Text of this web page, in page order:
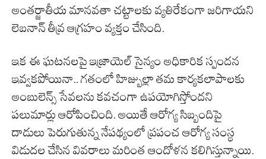
అంతర్జాతీయ మానవతా చట్టాలకు వ్యతిరేకంగా జరిగాయని
లెబనాన్ తీవ్ర ఆగ్రహం వ్యక్తం చేసింది.
ఇక ఈ ఘటనలపై ఇజ్రాయెల్ సైన్యం అధికారిక స్పందన
ఇవ్వకపోయినా.. గతంలో హిజ్బుల్లా తమ కార్యకలాపాలకు
అంబులెన్స్ సేవలను కవచంగా ఉపయోగిస్తోందని
పలుమార్లు ఆరోపించింది. అయితే ఆరోగ్య సిబ్బందిపై
దాడులు పెరుగుతున్న నేపథ్యంలో ప్రపంచ ఆరోగ్య సంస్థ
విడుదల చేసిన వివరాలు మరింత ఆందోళన కలిగిస్తున్నాయి.